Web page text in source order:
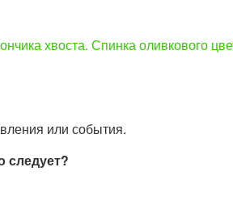
хвоста. Спинка оливкового
или события.
следует?